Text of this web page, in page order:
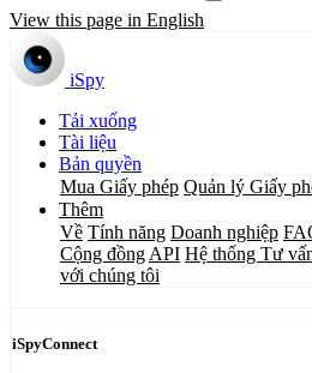
View this page in English
iSpy
Tải xuống
Tài liệu
Bản quyền
Mua Giấy phép Quản lý Giấy
Thêm
Về Tính năng Doanh nghiệp
Cộng đồng API Hệ thống Tư
với chúng tôi
iSpyConnect